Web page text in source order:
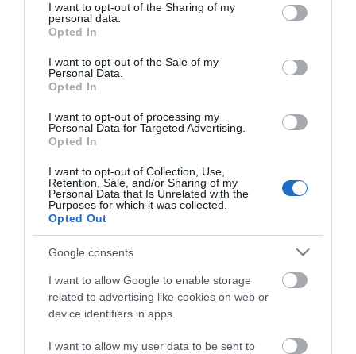
not limited to your visit or usage behaviour. You may click to
grant or deny consent to Google and its third-party tags to
use your data for below specified purposes in below Google
consent section.
I want to opt-out of the Sharing of my
personal data.
Opted In
I want to opt-out of the Sale of my
Personal Data.
Opted In
I want to opt-out of processing my
Personal Data for Targeted Advertising.
Opted In
I want to opt-out of Collection, Use,
Retention, Sale, and/or Sharing of my
Personal Data that Is Unrelated with the
Purposes for which it was collected.
Opted Out
Google consents
I want to allow Google to enable storage
related to advertising like cookies on web or
device identifiers in apps.
I want to allow my user data to be sent to
Περιγραφή
Download
Με Ενδιαφέρει
Το FANVIL PRIME BUSINESS IP PHONE V62 PRO είναι
έγχρωμη οθόνη HD και ενισχυμένο Bluetooth